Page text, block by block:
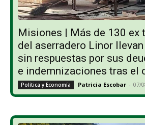
Misiones | Más de 130 ex
del aserradero Linor
sin respuestas por sus
e indemnizaciones tras el
Política y Economía Patricia Escobar - 07/